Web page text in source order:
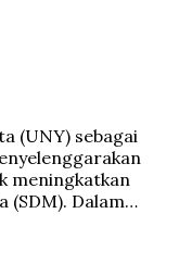
(UNY) sebagai
meningkatkan
(SDM). Dalam…